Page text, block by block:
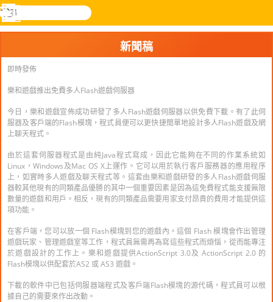
樂和遊
搜
尋
登入
功
新聞稿
即時發佈
樂和遊戲推出免費多人Flash遊戲伺服器
今日，樂和遊戲宣佈成功研發了多人Flash遊戲伺服器以供免費下載。有了此伺
服器及客戶端的Flash模塊，程式員便可以更快捷簡單地設計多人Flash遊戲及網
上聊天程式。
由於這套伺服器程式是由純Java程式寫成，因此它能夠在不同的作業系統如
Linux，Windows及Mac OS X上運作。它可以用於執行客戶服務器的應用程序
上，如實時多人遊戲及聊天程式等。這套由樂和遊戲研發的多人Flash遊戲伺服
器較其他現有的同類產品優勝的其中一個重要因素是因為這免費程式能支援無限
數量的遊戲和用戶。相反，現有的同類產品需要用家支付昂貴的費用才能提供這
項功能。
在客戶端，您可以放一個 Flash模塊到您的遊戲內。這個 Flash 模塊會作出管理
遊戲玩家、管理遊戲室等工作，程式員無需再為寫這些程式而煩惱，從而能專注
於遊戲設計的工作上。樂和遊戲提供ActionScript 3.0及 ActionScript 2.0 的
Flash模塊以供配套於AS2 或 AS3 遊戲。
下載的軟件中已包括伺服器端程式及客戶端Flash模塊的源代碼，程式員可以根
據自己的需要來作出改動。